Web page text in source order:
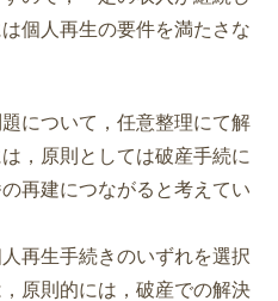
個人再生の要件を満たさな
ついて，任意整理にて解
，原則としては破産手続に
再建につながると考えてい
再生手続きのいずれを選択
原則的には，破産での解決